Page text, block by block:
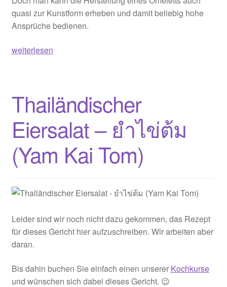
quasi zur Kunstform erheben und damit beliebig hohe
Ansprüche bedienen.
Gefülltes
ไข่
ยัด
ใส่
(Kai
Yad
Sai)
weiterlesen
Thailändischer
Eiersalat – ยำไข่ต้ม
(Yam Kai Tom)
Leider sind wir noch nicht dazu gekommen, das Rezept
für dieses Gericht hier aufzuschreiben. Wir arbeiten aber
daran.
Bis dahin buchen Sie einfach einen unserer Kochkurse
und wünschen sich dabei dieses Gericht. 😉